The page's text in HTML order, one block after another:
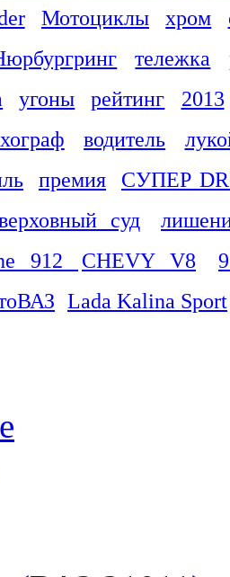
Мотоциклы хром
тележка
угоны рейтинг
2013
водитель
премия
СУПЕР
суд
912 CHEVY V8
Lada Kalina Sport